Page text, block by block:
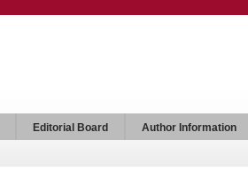
Editorial Board Author Information